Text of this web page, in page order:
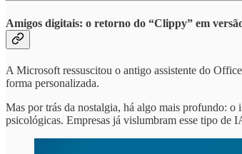
Amigos digitais: o retorno do “Clippy” em
A Microsoft ressuscitou o antigo assistente do
forma personalizada.
Mas por trás da nostalgia, há algo mais profundo: o
psicológicas. Empresas já vislumbram esse tipo de